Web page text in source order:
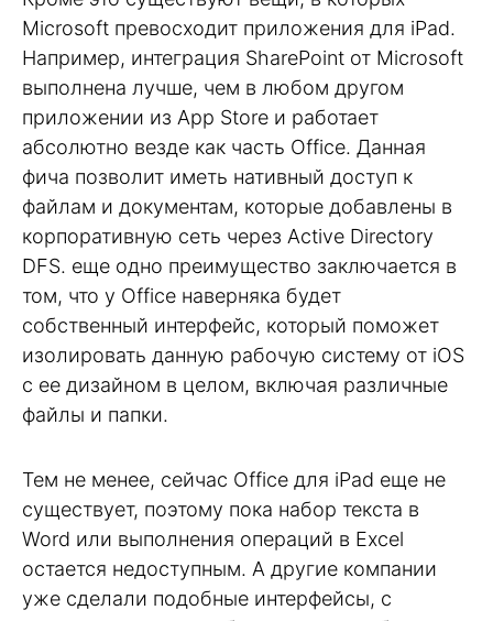
Microsoft превосходит приложения для iPad.
Например, интеграция SharePoint от Microsoft
выполнена лучше, чем в любом другом
приложении из App Store и работает
абсолютно везде как часть Office. Данная
фича позволит иметь нативный доступ к
файлам и документам, которые добавлены в
корпоративную сеть через Active Directory
DFS. еще одно преимущество заключается в
том, что у Office наверняка будет
собственный интерфейс, который поможет
изолировать данную рабочую систему от iOS
с ее дизайном в целом, включая различные
файлы и папки.
Тем не менее, сейчас Office для iPad еще не
существует, поэтому пока набор текста в
Word или выполнения операций в Excel
остается недоступным. А другие компании
уже сделали подобные интерфейсы, с